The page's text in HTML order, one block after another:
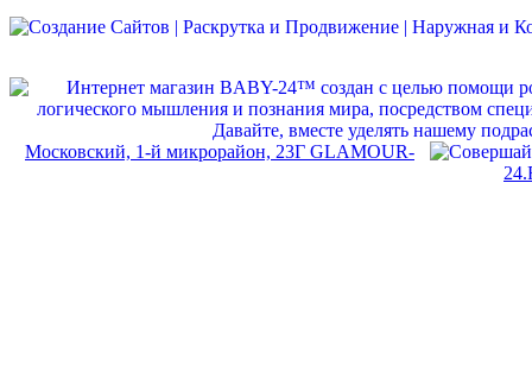
Московский, 1-й микрорайон, 23Г GLAMOUR-